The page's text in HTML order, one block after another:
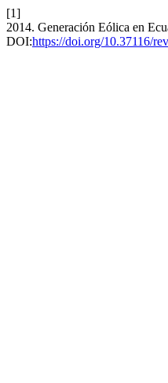
[1]
2014. Generación Eólica en
DOI:https://doi.org/10.37116/